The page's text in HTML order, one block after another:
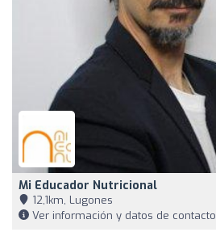
Mi Educador Nutricional
12,1km, Lugones
Ver información y datos de contacto